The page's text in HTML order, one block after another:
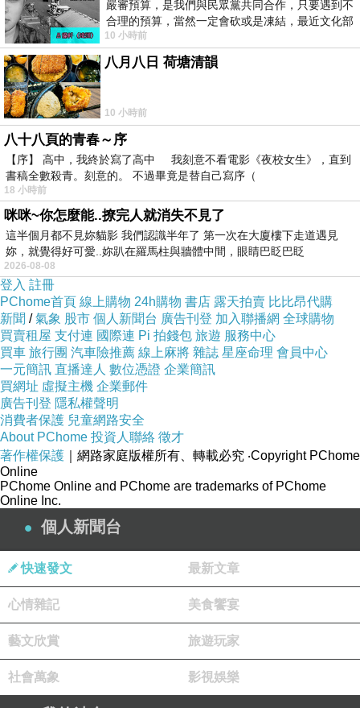
也有很多成功的案例
Greg在一次的任務中
因為一起狗狗的意外
認識了飼主Flo
兩人一拍即合
隨即約出去約會
Greg帶著滿滿的愉悅去上班
迎接這次的任務
委託人想要和情婦去旅遊
嚴審預算，是我們與民眾黨共同合作，只要遇到不
合理的預算，當然一定會砍或是凍結，最近文化部
要編列公視和Taiwan plus預算，在110年
10 小時前
八月八日 荷塘清韻
10 小時前
八十八頁的青春～序
【序】 高中，我終於寫了高中 我刻意不看電影《夜校女生》，直到
書稿全數殺青。刻意的。 不過畢竟是替自己寫序（
18 小時前
咪咪~你怎麼能..撩完人就消失不見了
這半個月都不見妳貓影 我們認識半年了 第一次在大廈樓下走道遇見
妳，就覺得好可愛..妳趴在羅馬柱與牆體中間，眼睛巴眨巴眨
2026-08-08
登入 註冊
PChome首頁 線上購物 24h購物 書店 露天拍賣 比比昂代購
新聞 /氣象 股市 個人新聞台 廣告刊登 加入聯播網 全球購物
買賣租屋 支付連 國際連 Pi 拍錢包 旅遊 服務中心
買車 旅行團 汽車險推薦 線上麻將 雜誌 星座命理 會員中心
一元簡訊 直播達人 數位憑證 企業簡訊
買網址 虛擬主機 企業郵件
廣告刊登 隱私權聲明
消費者保護 兒童網路安全
About PChome 投資人聯絡 徵才
著作權保護 ｜網路家庭版權所有、轉載必究 ‧Copyright PChome
Online
PChome Online and PChome are trademarks of PChome
Online Inc.
個人新聞台
快速發文 最新文章
心情雜記 美食饗宴
藝文欣賞 旅遊玩家
社會萬象 影視娛樂